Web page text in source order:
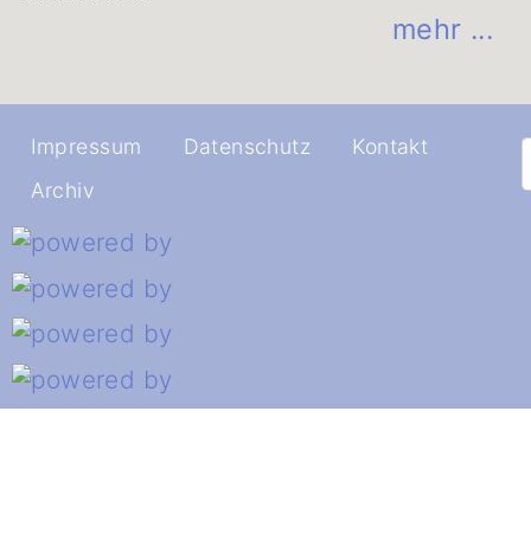
mehr ...
Impressum Datenschutz
Kontakt
Archiv